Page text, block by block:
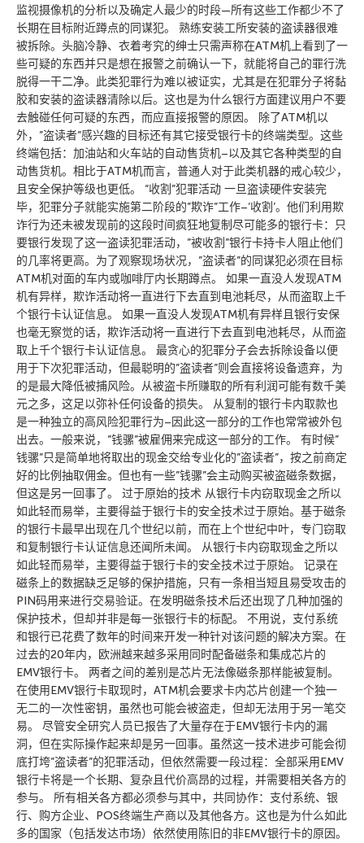
监视摄像机的分析以及确定人最少的时段—所有这些工作都少不了
长期在目标附近蹲点的同谋犯。 熟练安装工所安装的盗读器很难
被拆除。头脑冷静、衣着考究的绅士只需声称在ATM机上看到了一
些可疑的东西并只是想在报警之前确认一下，就能将自己的罪行洗
脱得一干二净。此类犯罪行为难以被证实，尤其是在犯罪分子将黏
胶和安装的盗读器清除以后。这也是为什么银行方面建议用户不要
去触碰任何可疑的东西，而应直接报警的原因。 除了ATM机以
外，”盗读者”感兴趣的目标还有其它接受银行卡的终端类型。这些
终端包括：加油站和火车站的自动售货机–以及其它各种类型的自
动售货机。相比于ATM机而言，普通人对于此类机器的戒心较少，
且安全保护等级也更低。 “收割”犯罪活动 一旦盗读硬件安装完
毕，犯罪分子就能实施第二阶段的”欺诈”工作–’收割’。他们利用欺
诈行为还未被发现前的这段时间疯狂地复制尽可能多的银行卡：只
要银行发现了这一盗读犯罪活动，”被收割”银行卡持卡人阻止他们
的几率将更高。为了观察现场状况，”盗读者”的同谋犯必须在目标
ATM机对面的车内或咖啡厅内长期蹲点。 如果一直没人发现ATM
机有异样，欺诈活动将一直进行下去直到电池耗尽，从而盗取上千
个银行卡认证信息。 如果一直没人发现ATM机有异样且银行安保
也毫无察觉的话，欺诈活动将一直进行下去直到电池耗尽，从而盗
取上千个银行卡认证信息。 最贪心的犯罪分子会去拆除设备以便
用于下次犯罪活动，但最聪明的”盗读者”则会直接将设备遗弃，为
的是最大降低被捕风险。从被盗卡所赚取的所有利润可能有数千美
元之多，这足以弥补任何设备的损失。 从复制的银行卡内取款也
是一种独立的高风险犯罪行为–因此这一部分的工作也常常被外包
出去。一般来说，”钱骡”被雇佣来完成这一部分的工作。 有时候”
钱骡”只是简单地将取出的现金交给专业化的”盗读者”，按之前商定
好的比例抽取佣金。但也有一些”钱骡”会主动购买被盗磁条数据，
但这是另一回事了。 过于原始的技术 从银行卡内窃取现金之所以
如此轻而易举，主要得益于银行卡的安全技术过于原始。基于磁条
的银行卡最早出现在几个世纪以前，而在上个世纪中叶，专门窃取
和复制银行卡认证信息还闻所未闻。 从银行卡内窃取现金之所以
如此轻而易举，主要得益于银行卡的安全技术过于原始。 记录在
磁条上的数据缺乏足够的保护措施，只有一条相当短且易受攻击的
PIN码用来进行交易验证。在发明磁条技术后还出现了几种加强的
保护技术，但却并非是每一张银行卡的标配。 不用说，支付系统
和银行已花费了数年的时间来开发一种针对该问题的解决方案。在
过去的20年内，欧洲越来越多采用同时配备磁条和集成芯片的
EMV银行卡。 两者之间的差别是芯片无法像磁条那样能被复制。
在使用EMV银行卡取现时，ATM机会要求卡内芯片创建一个独一
无二的一次性密钥，虽然也可能会被盗走，但却无法用于另一笔交
易。 尽管安全研究人员已报告了大量存在于EMV银行卡内的漏
洞，但在实际操作起来却是另一回事。虽然这一技术进步可能会彻
底打垮”盗读者”的犯罪活动，但依然需要一段过程：全部采用EMV
银行卡将是一个长期、复杂且代价高昂的过程，并需要相关各方的
参与。 所有相关各方都必须参与其中，共同协作：支付系统、银
行、购方企业、POS终端生产商以及其他各方。这也是为什么如此
多的国家（包括发达市场）依然使用陈旧的非EMV银行卡的原因。